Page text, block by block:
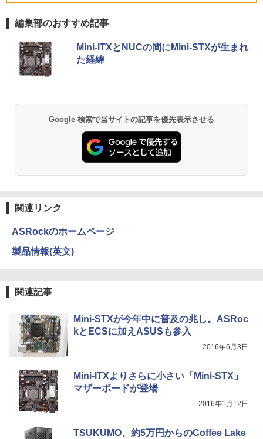
GWIFI Bluetooth内蔵 中古パソコン Mic
料 持ち運び便利
￥27,600
11 Office付き｜HP Elite Dragonfly 2in1
｜Core i5 第8世代 8265U メモリ 8GB S
SD 256GB 13.3型 FHD 1,920×1,080 タ
ッチパネル WEBカメラ LTE 対応｜中古
パソコン 2-in-1 タブレットPC
ndows11 Microsoft Office 搭載可 1年
5
s11 デスクトップPC モンハンワイルズ
原神 Apex FF14 VALORANT 配信 動画
編集 eスポーツ 1年保証 初心者 ゲーミン
グパソコン ゲーム 本体のみ
￥260,775
5
液晶ディスプレイ アイオーデータ LCD-
DF241ED LCD-DF241EDB-A [「5年保
￥18,090
￥2,980
【Amazon.co.jp限定】 い・ろ・は・す 2L P
ET ラベルレス ×8本
by Amazon 天然水 ラベルレス 500ml ×24本
ウォーター ペットボトル 静岡県産 500ミリリ
ットル (Smart Basic)
￥1,625
コカ・コーラ やかんの麦茶 from 爽健美茶 ラ
￥1,653
薬屋のひとりごと 17巻 (デジタル版ビッグガ
ンガンコミックス)
異世界居酒屋「のぶ」(22) (角川コミックス・
￥832
ONE PIECE モノクロ版 115 (ジャンプコミッ
￥594
編集部のおすすめ記事
Mini-ITXとNUCの間にMini-STXが生まれ
た経緯
Google 検索で当サイトの記事を優先表示させる
関連リンク
ASRockのホームページ
製品情報(英文)
関連記事
Mini-STXが今年中に普及の兆し。ASRoc
kとECSに加えASUSも参入
2016年6月3日
Mini-ITXよりさらに小さい「Mini-STX」
マザーボードが登場
2016年1月12日
TSUKUMO、約5万円からのCoffee Lake